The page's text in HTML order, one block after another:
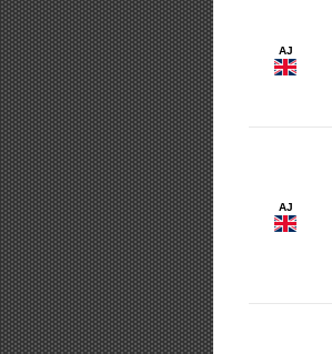
AJ
AJ